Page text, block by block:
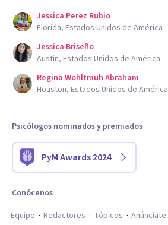
Jessica Perez Rubio
Florida, Estados Unidos de América
Jessica Briseño
Austin, Estados Unidos de América
Regina Wohltmuh Abraham
Houston, Estados Unidos de América
Psicólogos nominados y premiados
PyM Awards 2024
Conócenos
Equipo
Redactores Tópicos Anúnciate